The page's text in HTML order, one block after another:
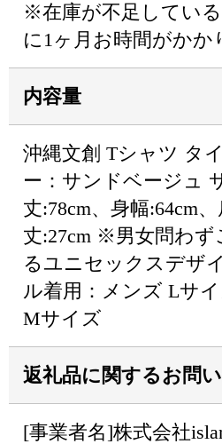
※在庫が不足してい
に1ヶ月お時間がかか
内容量
沖縄文創 Tシャツ タ
ー：サンドベージュ
丈:78cm、身幅:64cm
丈:27cm ※男女問わず
るユニセックスデザ
ル着用：メンズ Lサ
Mサイズ
返礼品に関するお問
[事業者名]株式会社